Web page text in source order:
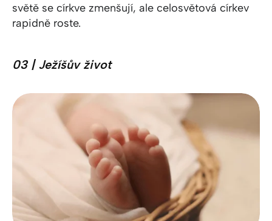
světě se církve zmenšují, ale celosvětová církev
rapidně roste.
03 | Ježíšův život